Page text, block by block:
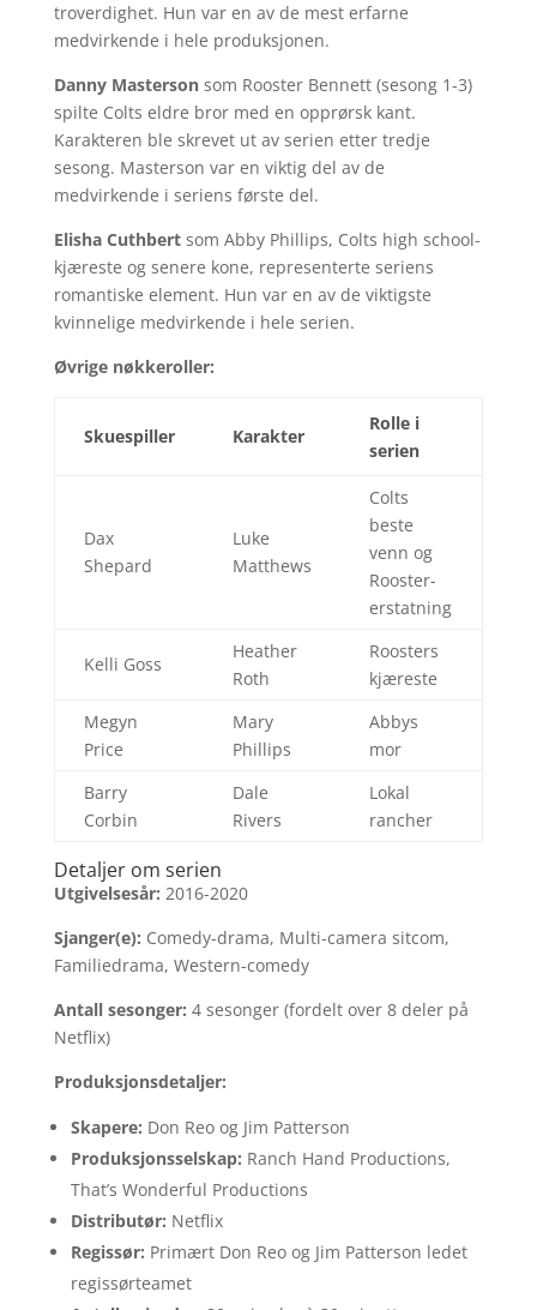
troverdighet. Hun var en av de mest erfarne
medvirkende i hele produksjonen.
Danny Mastersonsom Rooster Bennett (sesong 1-3)
spilte Colts eldre bror med en opprørsk kant.
Karakteren ble skrevet ut av serien etter tredje
sesong. Masterson var en viktig del av de
medvirkende i seriens første del.
Elisha Cuthbertsom Abby Phillips, Colts high school-
kjæreste og senere kone, representerte seriens
romantiske element. Hun var en av de viktigste
kvinnelige medvirkende i hele serien.
Øvrige nøkkeroller:
Skuespiller Karakter
Rolle i
serien
Dax
Shepard
Luke
Matthews
Colts
beste
venn og
Rooster-
erstatning
Kelli Goss
Heather
Roth
Roosters
kjæreste
Megyn
Price
Mary
Phillips
Abbys
mor
Barry
Corbin
Dale
Rivers
Lokal
rancher
Detaljer om serien
Utgivelsesår: 2016-2020
Sjanger(e): Comedy-drama, Multi-camera sitcom,
Familiedrama, Western-comedy
Antall sesonger: 4 sesonger (fordelt over 8 deler på
Netflix)
Produksjonsdetaljer:
Skapere: Don Reo og Jim Patterson
Produksjonsselskap: Ranch Hand Productions,
That’s Wonderful Productions
Distributør: Netflix
Regissør: Primært Don Reo og Jim Patterson ledet
regissørteamet